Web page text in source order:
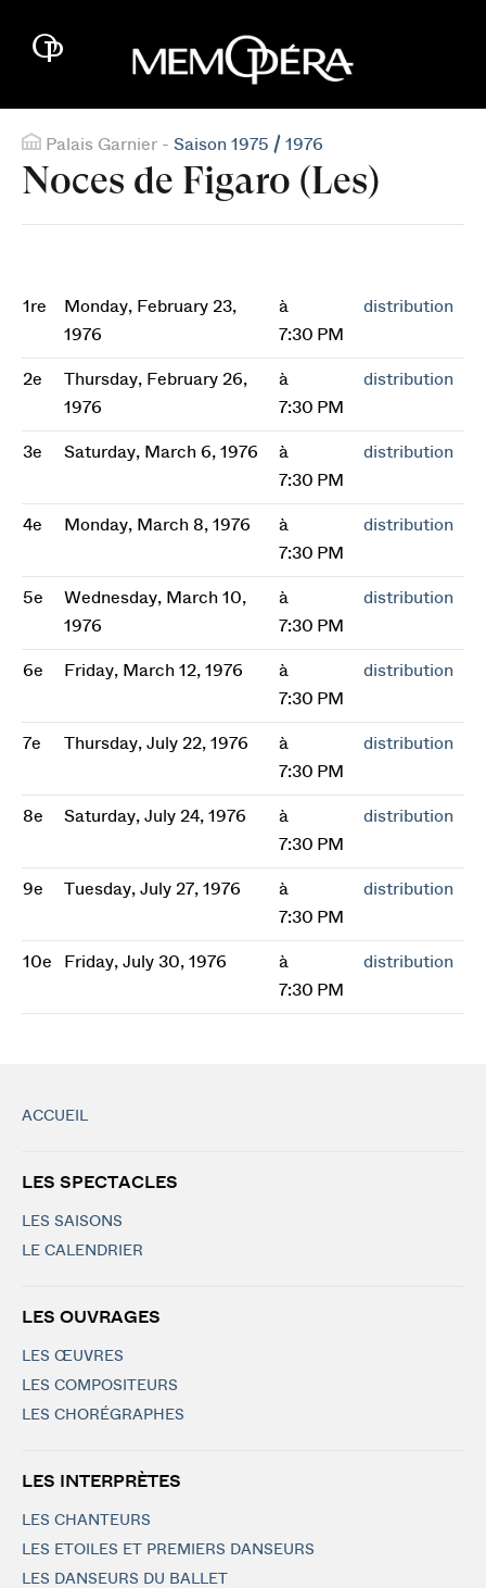
Palais Garnier - Saison 1975 / 1976
Noces de Figaro (Les)
1re
Monday, February 23,
1976
à
7:30 PM
distribution
2e
Thursday, February 26,
1976
à
7:30 PM
distribution
3e Saturday, March 6, 1976
à
7:30 PM
distribution
4e Monday, March 8, 1976
à
7:30 PM
distribution
5e
Wednesday, March 10,
1976
à
7:30 PM
distribution
6e Friday, March 12, 1976
à
7:30 PM
distribution
7e Thursday, July 22, 1976
à
7:30 PM
distribution
8e Saturday, July 24, 1976
à
7:30 PM
distribution
9e Tuesday, July 27, 1976
à
7:30 PM
distribution
10e Friday, July 30, 1976
à
7:30 PM
distribution
ACCUEIL
LES SPECTACLES
LES SAISONS
LE CALENDRIER
LES OUVRAGES
LES ŒUVRES
LES COMPOSITEURS
LES CHORÉGRAPHES
LES INTERPRÈTES
LES CHANTEURS
LES ETOILES ET PREMIERS DANSEURS
LES DANSEURS DU BALLET